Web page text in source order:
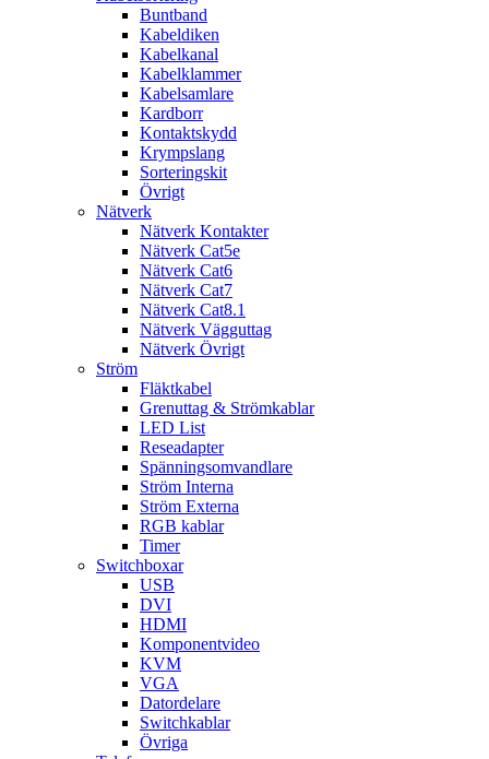
Buntband
Kabeldiken
Kabelkanal
Kabelklammer
Kabelsamlare
Kardborr
Kontaktskydd
Krympslang
Sorteringskit
Övrigt
Nätverk
Nätverk Kontakter
Nätverk Cat5e
Nätverk Cat6
Nätverk Cat7
Nätverk Cat8.1
Nätverk Vägguttag
Nätverk Övrigt
Ström
Fläktkabel
Grenuttag & Strömkablar
LED List
Reseadapter
Spänningsomvandlare
Ström Interna
Ström Externa
RGB kablar
Timer
Switchboxar
USB
DVI
HDMI
Komponentvideo
KVM
VGA
Datordelare
Switchkablar
Övriga